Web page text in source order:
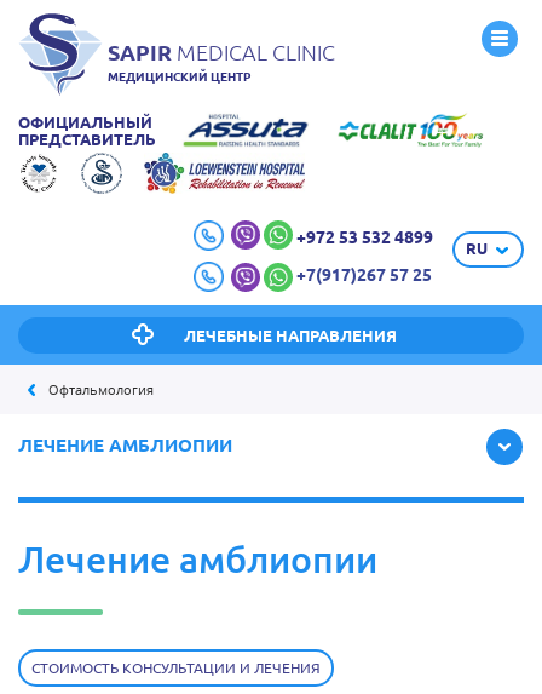
SAPIR MEDICAL CLINIC
МЕДИЦИНСКИЙ ЦЕНТР
ОФИЦИАЛЬНЫЙ
ПРЕДСТАВИТЕЛЬ
+972 53 532 4899
+7(917)267 57 25
RU
ЛЕЧЕБНЫЕ НАПРАВЛЕНИЯ
Офтальмология
ЛЕЧЕНИЕ АМБЛИОПИИ
Лечение амблиопии
СТОИМОСТЬ КОНСУЛЬТАЦИИ И ЛЕЧЕНИЯ